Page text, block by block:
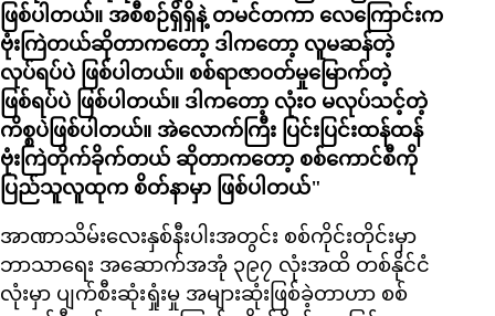
ဖြစ်ပါတယ်။ အစီစဉ်ရှိရှိနဲ့ တမင်တကာ လေကြောင်းက
ဗုံးကြဲတယ်ဆိုတာကတော့ ဒါကတော့ လူမဆန်တဲ့
လုပ်ရပ်ပဲ ဖြစ်ပါတယ်။ စစ်ရာဇာဝတ်မှုမြောက်တဲ့
ဖြစ်ရပ်ပဲ ဖြစ်ပါတယ်။ ဒါကတော့ လုံးဝ မလုပ်သင့်တဲ့
ကိစ္စပဲဖြစ်ပါတယ်။ အဲလောက်ကြီး ပြင်းပြင်းထန်ထန်
ဗုံးကြဲတိုက်ခိုက်တယ် ဆိုတာကတော့ စစ်ကောင်စီကို
ပြည်သူလူထုက စိတ်နာမှာ ဖြစ်ပါတယ်"
အာဏာသိမ်းလေးနှစ်နီးပါးအတွင်း စစ်ကိုင်းတိုင်းမှာ
ဘာသာရေး အဆောက်အအုံ ၃၉၇ လုံးအထိ တစ်နိုင်ငံ
လုံးမှာ ပျက်စီးဆုံးရှုံးမှု အများဆုံးဖြစ်ခဲ့တာဟာ စစ်